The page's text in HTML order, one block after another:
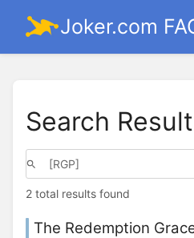
Joker.com
Search
2 total results found
The Redemption